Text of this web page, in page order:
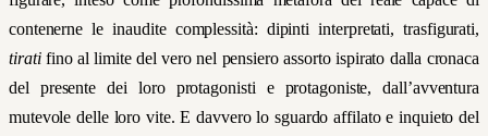
contenerne le inaudite complessità: dipinti interpretati, trasfigurati,
tiratifino al limite del vero nel pensiero assorto ispirato dalla cronaca
del presente dei loro protagonisti e protagoniste, dall’avventura
mutevole delle loro vite. E davvero lo sguardo affilato e inquieto del